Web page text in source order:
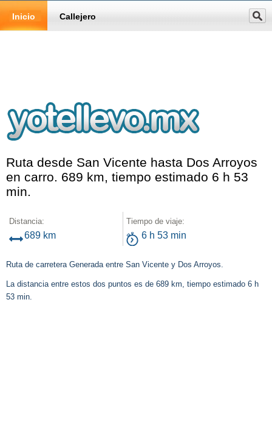
Inicio Callejero
Ruta desde San Vicente hasta Dos Arroyos
en carro. 689 km, tiempo estimado 6 h 53
min.
Distancia:
689 km
Tiempo de viaje:
6 h 53 min
Ruta de carretera Generada entre San Vicente y Dos Arroyos.
La distancia entre estos dos puntos es de 689 km, tiempo estimado 6 h
53 min.